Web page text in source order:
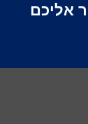
אליכם